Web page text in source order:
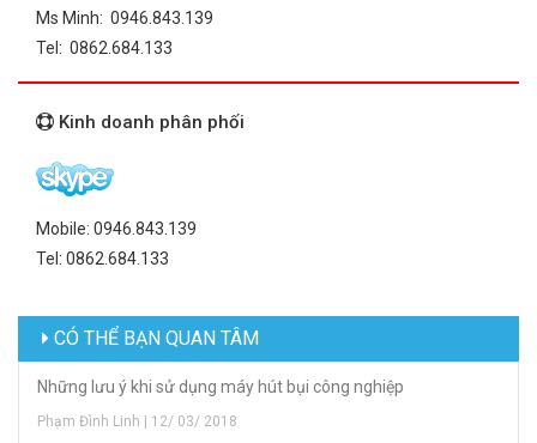
Ms Minh: 0946.843.139
Tel: 0862.684.133
Kinh doanh phân phối
Mobile: 0946.843.139
Tel: 0862.684.133
CÓ THỂ BẠN QUAN TÂM
Những lưu ý khi sử dụng máy hút bụi công nghiệp
Phạm Đình Linh | 12/ 03/ 2018